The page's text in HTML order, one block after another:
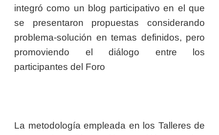
integró como un blog participativo en el que
se presentaron propuestas considerando
problema-solución en temas definidos, pero
promoviendo el diálogo entre los
participantes del Foro
La metodología empleada en los Talleres de